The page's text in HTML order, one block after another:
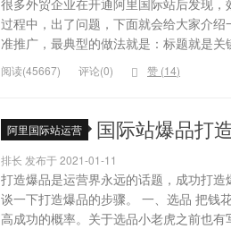
很多外贸企业在开通阿里国际站后发现
过程中，出了问题，下面就会给大家介
准推广，最典型的做法就是：标题就是
阅读(45667) 评论(0) 赞 (14)
阿里国际站运营 国际站爆品打
排长 发布于 2021-01-11
打造爆品是运营界永远的话题，成功打
谈一下打造爆品的步骤。 一、选品 把钱
高成功的概率。关于选品小老虎之前也